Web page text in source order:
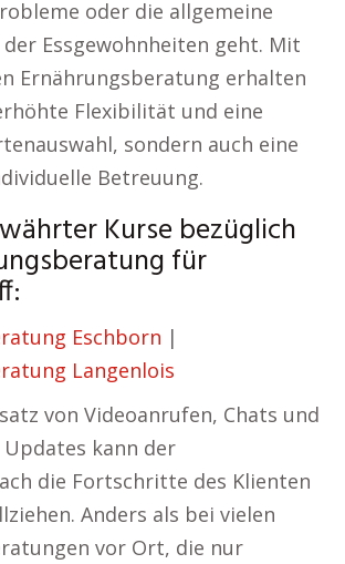
oder die allgemeine
Essgewohnheiten geht. Mit
Ernährungsberatung erhalten
Flexibilität und eine
sondern auch eine
Betreuung.
Kurse bezüglich
für
Eschborn |
Langenlois
von Videoanrufen, Chats und
kann der
die Fortschritte des Klienten
Anders als bei vielen
vor Ort, die nur